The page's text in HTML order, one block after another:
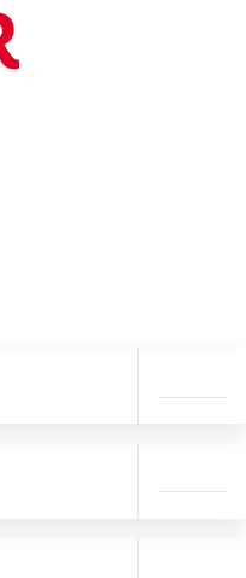
OFERTE DE NERATAT